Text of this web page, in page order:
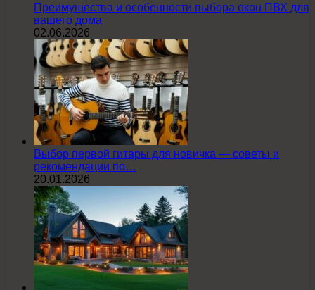
Преимущества и особенности выбора окон ПВХ для
вашего дома
02.06.2026
Выбор первой гитары для новичка — советы и
рекомендации по…
20.01.2026